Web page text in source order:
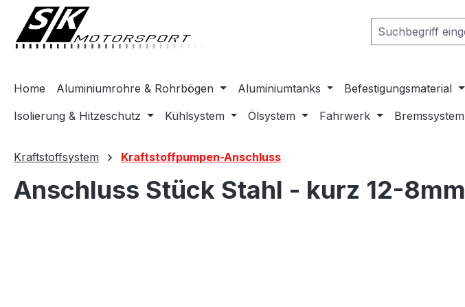
Zur Hauptnavigation springen
Home Aluminiumrohre & Rohrbögen Aluminiumtanks Befestigungsmaterial
Isolierung & Hitzeschutz
Kühlsystem Ölsystem Fahrwerk Bremssystem
Kraftstoffsystem Kraftstoffpumpen-Anschluss
Anschluss Stück Stahl - kurz 12-8mm